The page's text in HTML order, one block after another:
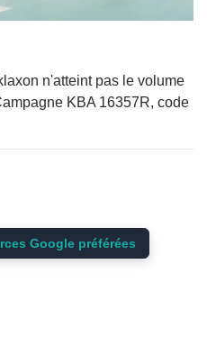
n'atteint pas le volume
KBA 16357R, code
Google préférées